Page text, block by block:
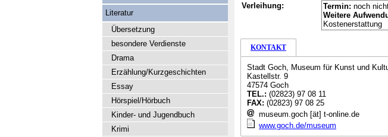
Verleihung: Termin: noch
Weitere
Kostenerstattung
KONTAKT
Stadt Goch, Museum für Kunst und
Kastellstr. 9
47574 Goch
TEL.: (02823) 97 08 11
FAX: (02823) 97 08 25
museum.goch [ät] t-online.de
www.goch.de/museum
Literatur
Übersetzung
besondere Verdienste
Drama
Erzählung/Kurzgeschichten
Essay
Hörspiel/Hörbuch
Kinder- und Jugendbuch
Krimi